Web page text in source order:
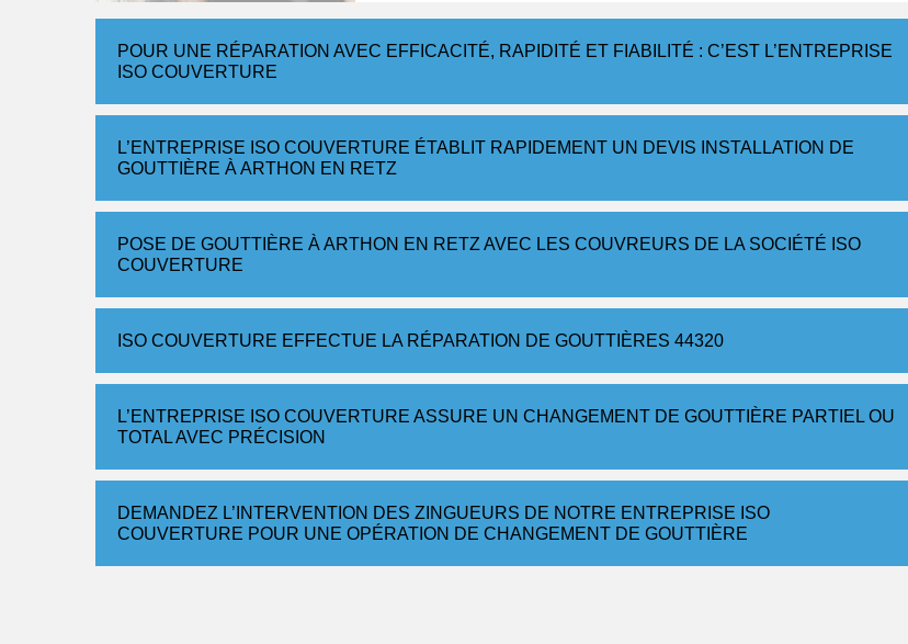
POUR UNE RÉPARATION AVEC EFFICACITÉ, RAPIDITÉ ET FIABILITÉ : C’EST L’ENTREPRISE
ISO COUVERTURE
L’ENTREPRISE ISO COUVERTURE ÉTABLIT RAPIDEMENT UN DEVIS INSTALLATION DE
GOUTTIÈRE À ARTHON EN RETZ
POSE DE GOUTTIÈRE À ARTHON EN RETZ AVEC LES COUVREURS DE LA SOCIÉTÉ ISO
COUVERTURE
ISO COUVERTURE EFFECTUE LA RÉPARATION DE GOUTTIÈRES 44320
L’ENTREPRISE ISO COUVERTURE ASSURE UN CHANGEMENT DE GOUTTIÈRE PARTIEL OU
TOTAL AVEC PRÉCISION
DEMANDEZ L’INTERVENTION DES ZINGUEURS DE NOTRE ENTREPRISE ISO
COUVERTURE POUR UNE OPÉRATION DE CHANGEMENT DE GOUTTIÈRE